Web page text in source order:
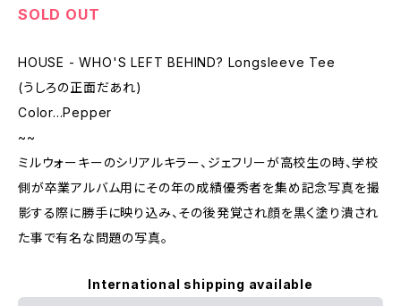
SOLD OUT
HOUSE - WHO'S LEFT BEHIND? Longsleeve Tee
(うしろの正面だあれ)
Color...Pepper
~~
ミルウォーキーのシリアルキラー、ジェフリーが高校生の時、学校
側が卒業アルバム用にその年の成績優秀者を集め記念写真を撮
影する際に勝手に映り込み、その後発覚され顔を黒く塗り潰され
た事で有名な問題の写真。
International shipping available